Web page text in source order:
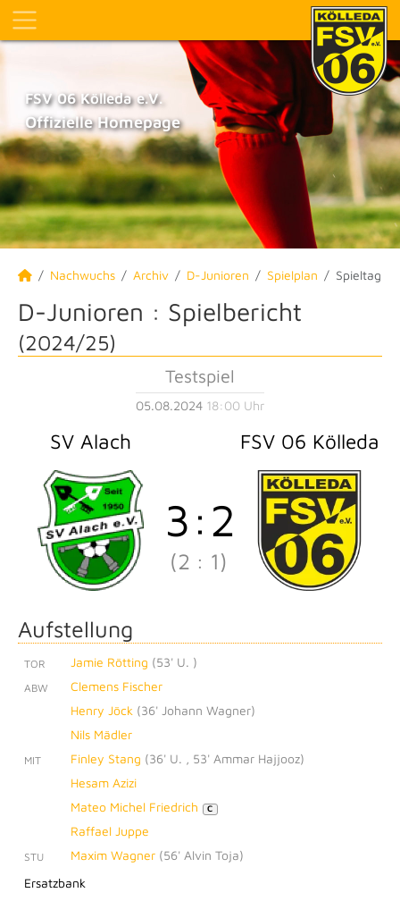
FSV 06 Kölleda e.V.
Offizielle Homepage
Nachwuchs Archiv D-Junioren Spielplan Spieltag
D-Junioren : Spielbericht
(2024/25)
Testspiel
05.08.2024 18:00 Uhr
SV Alach FSV 06 Kölleda
3 : 2
(2 : 1)
Aufstellung
TOR Jamie Rötting (53' U. )
ABW
Clemens Fischer
Henry Jöck (36' Johann Wagner)
Nils Mädler
MIT Finley Stang (36' U. 53' Ammar Hajjooz)
Hesam Azizi
Mateo Michel Friedrich
C
Raffael Juppe
STU Maxim Wagner (56' Alvin Toja)
Ersatzbank